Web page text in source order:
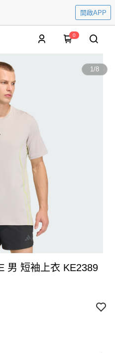
開啟APP
0
1/8
男 短袖上衣 KE2389